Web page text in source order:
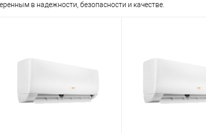
в надежности, безопасности и качестве.